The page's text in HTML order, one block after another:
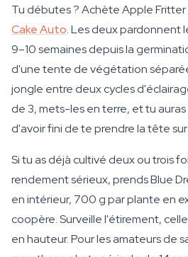
Tu débutes ? Achète Apple
Cake Auto. Les deux pardonnent
9–10 semaines depuis la
d'une tente de végétation
jongle entre deux cycles
de 3, mets-les en terre, et tu
d'avoir fini de te prendre la tête
Si tu as déjà cultivé deux ou trois
rendement sérieux, prends Blue
en intérieur, 700 g par plante en
coopère. Surveille l'étirement,
en hauteur. Pour les amateurs de